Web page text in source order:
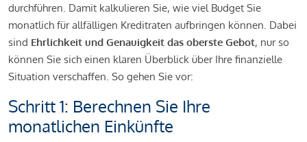
durchführen. Damit kalkulieren Sie, wie viel Budget Sie
monatlich für allfälligen Kreditraten aufbringen können. Dabei
sind Ehrlichkeit und Genauigkeit das oberste Gebot, nur so
können Sie sich einen klaren Überblick über Ihre finanzielle
Situation verschaffen. So gehen Sie vor:
Schritt 1: Berechnen Sie Ihre
monatlichen Einkünfte